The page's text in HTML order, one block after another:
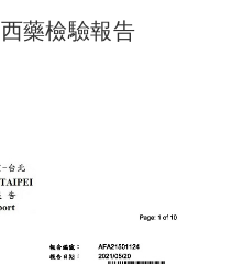
藥檢驗報告